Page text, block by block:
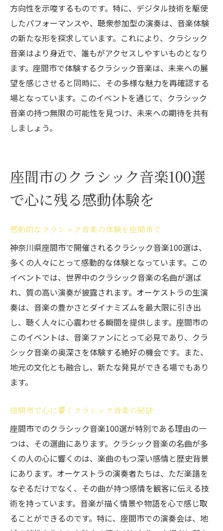
方向性を示唆するものです。特に、デジタル技術を駆使
したパフォーマンスや、聴衆参加型の演奏は、音楽体験
の新たな形を探求しています。これにより、クラシック
音楽はより身近で、誰もがアクセスしやすいものとなり
ます。座間市で体験するクラシック音楽は、未来への展
望を感じさせると同時に、その多様な魅力を再確認する
場となっています。このイベントを通じて、クラシック
音楽の持つ無限の可能性を見つけ、未来への期待を共有
しましょう。
座間市のクラシック音楽100選
で心に残る感動体験を
感動的なクラシック音楽の体験を座間市で
神奈川県座間市で開催されるクラシック音楽100選は、
多くの人々にとって感動的な体験となっています。この
イベントでは、世界中のクラシック音楽の名曲が選ば
れ、質の高い演奏が披露されます。オーケストラの生演
奏は、音楽の豊かさとダイナミズムを最大限に引き出
し、聴く人々に心震わせる瞬間を提供します。座間市の
このイベントは、音楽ファンにとって必見であり、クラ
シック音楽の奥深さを体験する絶好の機会です。また、
地元の文化とも融合し、新たな発見ができる場でもあり
ます。
座間市で心に響くクラシック音楽の秘訣
座間市でのクラシック音楽100選が特別である理由の一
つは、その選曲にあります。クラシック音楽の名曲が多
くの人の心に響くのは、楽曲のもつ深い感情と歴史背景
にあります。オーケストラの演奏者たちは、ただ楽譜を
なぞるだけでなく、その曲が持つ感情を観客に伝える技
術を持っています。音楽が描く情景や物語を心で感じ取
ることができるのです。特に、座間市での演奏会は、地